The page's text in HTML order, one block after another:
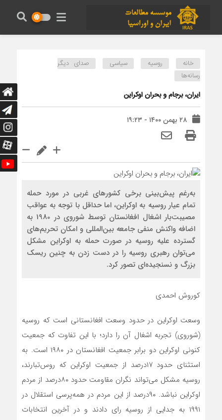
خانه روسیه سیاسی
صدای دیگر
رسانه‌ها
ایران، برجام و بحران اوکراین
۲۸ بهمن ۱۴۰۰ - ۱۹:۲۳
به‌رغم پيش‌بيني برخي كشورهاي غربي در مورد حمله
تمام عيار روسيه به اوكراين، اما حداقل با توجه به عواقب
مصيبت‌بار اشغال افغانستان توسط شوروي در 1980 به
اضافه واكنش منفي جامعه بين‌المللي و امكان تحريم‌هاي
گسترده عليه روسيه در صورت حمله به اوكراين مشكل
مي‌توان رهبري روسيه را در دست زدن به چنين ريسك
بزرگ و نسنجيده‌اي تصور كرد.
کوروش احمدی
وسعت اوکراین در حدود وسعت افغانستانی است که روسیه
(شوروی) تجربه اشغال آن را دارد؛ با این تفاوت که جمعیت
کنونی اوکراین دو برابر جمعیت افغانستان در ۱۹۸۰ است. به
استثنای حدود ۱۷درصد از جمعیت اوکراین که روس‌تبارند،
روسیه مشکل می‌تواند نگران مقاومت حدود ۸۰درصد از مردم
اوکراین نباشد. ۹۰درصد از این مردم در همه‌پرسی استقلال در
۱۹۹۱ به جدایی از روسیه رای دادند و در آخرین انتخابات